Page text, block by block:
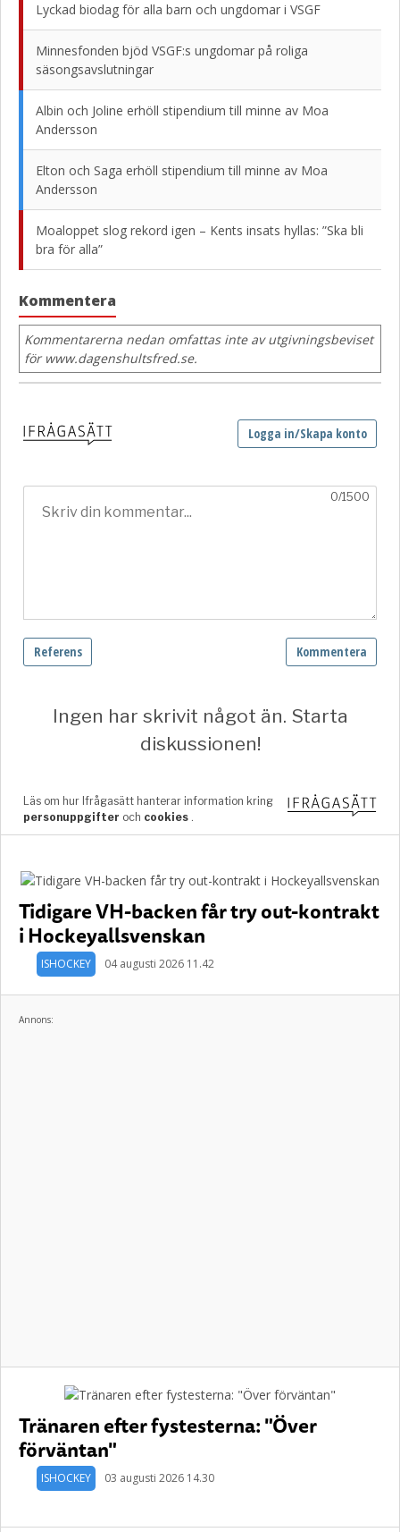
Lyckad biodag för alla barn och ungdomar i VSGF
Minnesfonden bjöd VSGF:s ungdomar på roliga
säsongsavslutningar
Albin och Joline erhöll stipendium till minne av Moa
Andersson
Elton och Saga erhöll stipendium till minne av Moa
Andersson
Moaloppet slog rekord igen – Kents insats hyllas: ”Ska bli
bra för alla”
Kommentera
Kommentarerna nedan omfattas inte av utgivningsbeviset
för www.dagenshultsfred.se.
Tidigare VH-backen får try out-kontrakt
i Hockeyallsvenskan
ISHOCKEY 04 augusti 2026 11.42
Annons:
Tränaren efter fystesterna: "Över
förväntan"
ISHOCKEY 03 augusti 2026 14.30